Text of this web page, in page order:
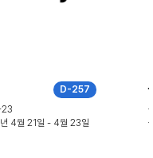
D-257
4월 21일 - 4월 23일